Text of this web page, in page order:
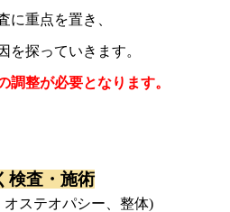
に重点を置き、
探っていきます。
整が必要となります。
検査・施術
ステオパシー、整体)